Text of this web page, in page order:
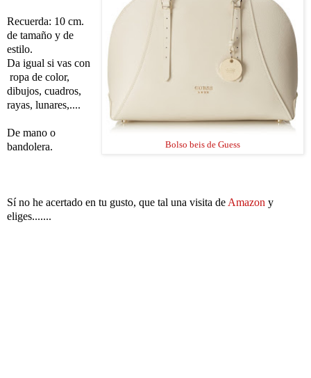
Bolso beis de Guess
Recuerda: 10 cm.
de tamaño y de
estilo.
Da igual si vas con
ropa de color,
dibujos, cuadros,
rayas, lunares,....
De mano o
bandolera.
Sí no he acertado en tu gusto, que tal una visita de Amazon y
eliges.......